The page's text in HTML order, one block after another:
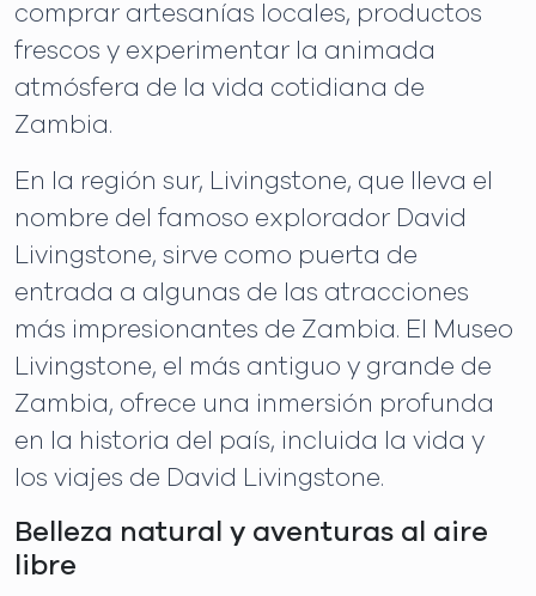
comprar artesanías locales, productos
frescos y experimentar la animada
atmósfera de la vida cotidiana de
Zambia.
En la región sur, Livingstone, que lleva el
nombre del famoso explorador David
Livingstone, sirve como puerta de
entrada a algunas de las atracciones
más impresionantes de Zambia. El Museo
Livingstone, el más antiguo y grande de
Zambia, ofrece una inmersión profunda
en la historia del país, incluida la vida y
los viajes de David Livingstone.
Belleza natural y aventuras al aire
libre